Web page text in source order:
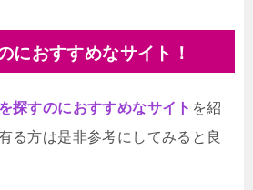
におすすめなサイト！
探すのにおすすめなサイト を紹
る方は是非参考にしてみると良